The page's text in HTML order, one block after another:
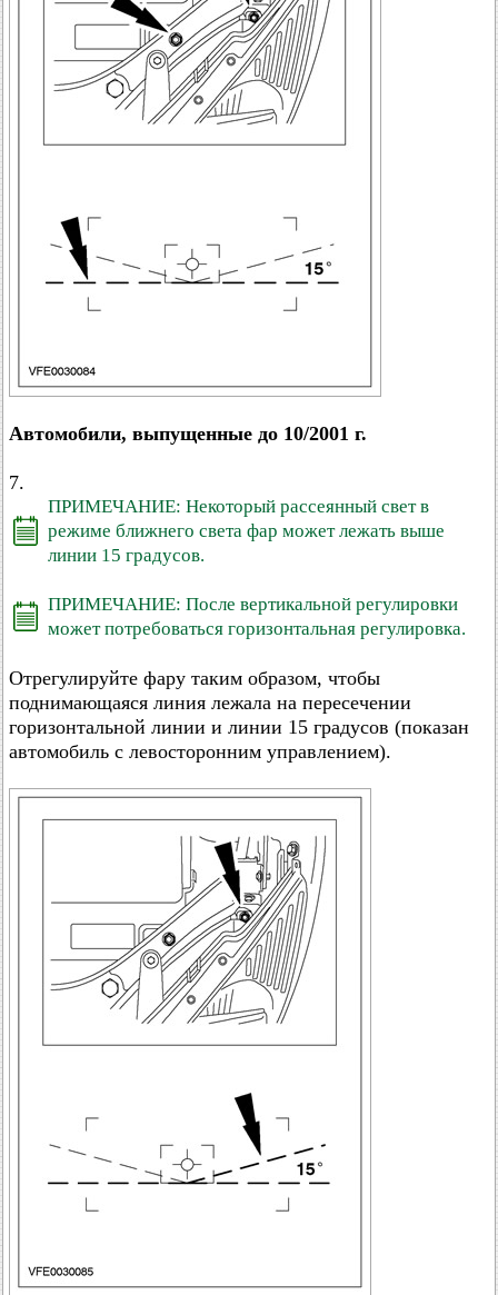
Автомобили, выпущенные до 10/2001 г.
7.
ПРИМЕЧАНИЕ: Некоторый рассеянный свет в
режиме ближнего света фар может лежать выше
линии 15 градусов.
ПРИМЕЧАНИЕ: После вертикальной регулировки
может потребоваться горизонтальная регулировка.
Отрегулируйте фару таким образом, чтобы
поднимающаяся линия лежала на пересечении
горизонтальной линии и линии 15 градусов (показан
автомобиль с левосторонним управлением).